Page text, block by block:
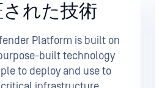
れた技術
Platform is built on
built technology
to deploy and use to